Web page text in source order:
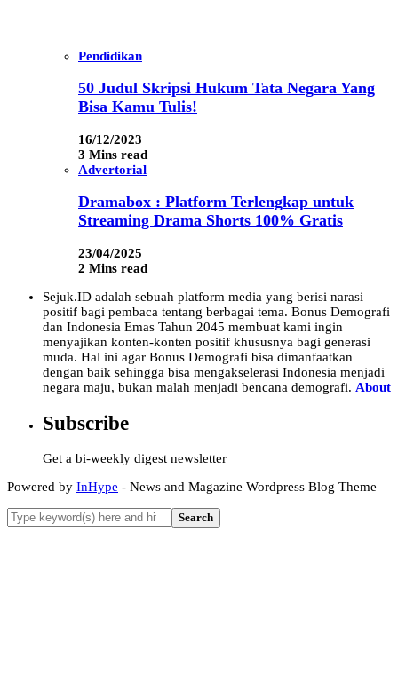
Pendidikan
50 Judul Skripsi Hukum Tata Negara Yang
Bisa Kamu Tulis!
16/12/2023
3 Mins read
Advertorial
Dramabox : Platform Terlengkap untuk
Streaming Drama Shorts 100% Gratis
23/04/2025
2 Mins read
Sejuk.ID adalah sebuah platform media yang berisi narasi
positif bagi pembaca tentang berbagai tema. Bonus Demografi
dan Indonesia Emas Tahun 2045 membuat kami ingin
menyajikan konten-konten positif khususnya bagi generasi
muda. Hal ini agar Bonus Demografi bisa dimanfaatkan
dengan baik sehingga bisa mengakselerasi Indonesia menjadi
negara maju, bukan malah menjadi bencana demografi. About
Subscribe
Get a bi-weekly digest newsletter
Powered by InHype - News and Magazine Wordpress Blog Theme